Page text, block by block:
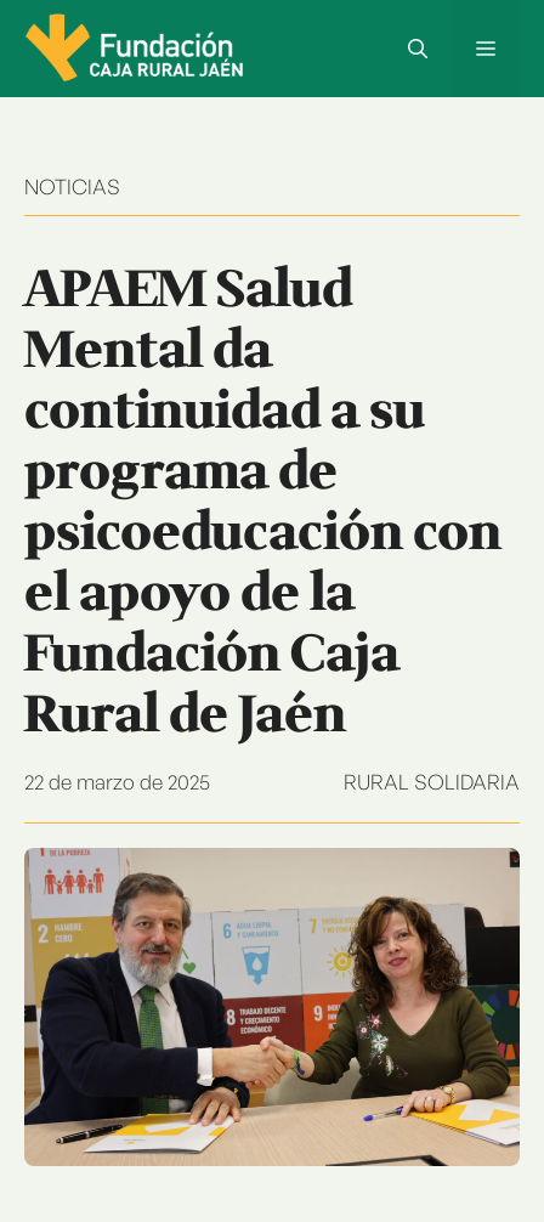
Saltar
contenido
Menú
NOTICIAS
APAEM Salud
Mental da
continuidad a su
programa de
psicoeducación con
el apoyo de la
Fundación Caja
Rural de Jaén
22 de marzo de 2025 RURAL SOLIDARIA